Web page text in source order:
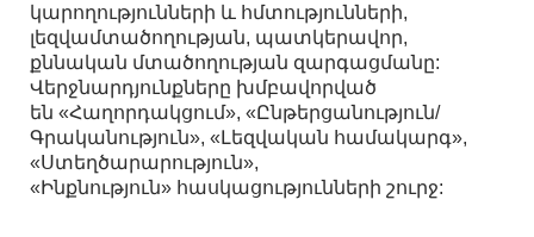
կարողությունների և հմտությունների,
լեզվամտածողության, պատկերավոր,
քննական մտածողության զարգացմանը:
Վերջնարդյունքները խմբավորված
են «Հաղորդակցում», «Ընթերցանություն/
Գրականություն», «Լեզվական համակարգ»,
«Ստեղծարարություն»,
«Ինքնություն» հասկացությունների շուրջ: